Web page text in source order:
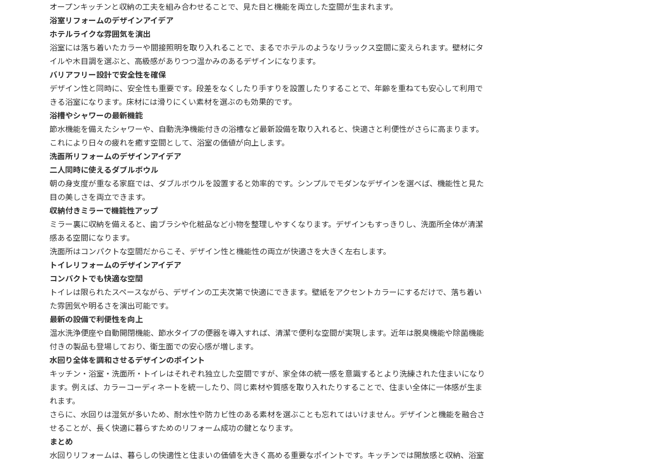
オープンキッチンと収納の工夫を組み合わせることで、見た目と機能を両立した空間が生まれます。
浴室リフォームのデザインアイデア
ホテルライクな雰囲気を演出
浴室には落ち着いたカラーや間接照明を取り入れることで、まるでホテルのようなリラックス空間に変えられます。壁材にタ
イルや木目調を選ぶと、高級感がありつつ温かみのあるデザインになります。
バリアフリー設計で安全性を確保
デザイン性と同時に、安全性も重要です。段差をなくしたり手すりを設置したりすることで、年齢を重ねても安心して利用で
きる浴室になります。床材には滑りにくい素材を選ぶのも効果的です。
浴槽やシャワーの最新機能
節水機能を備えたシャワーや、自動洗浄機能付きの浴槽など最新設備を取り入れると、快適さと利便性がさらに高まります。
これにより日々の疲れを癒す空間として、浴室の価値が向上します。
洗面所リフォームのデザインアイデア
二人同時に使えるダブルボウル
朝の身支度が重なる家庭では、ダブルボウルを設置すると効率的です。シンプルでモダンなデザインを選べば、機能性と見た
目の美しさを両立できます。
収納付きミラーで機能性アップ
ミラー裏に収納を備えると、歯ブラシや化粧品など小物を整理しやすくなります。デザインもすっきりし、洗面所全体が清潔
感ある空間になります。
洗面所はコンパクトな空間だからこそ、デザイン性と機能性の両立が快適さを大きく左右します。
トイレリフォームのデザインアイデア
コンパクトでも快適な空間
トイレは限られたスペースながら、デザインの工夫次第で快適にできます。壁紙をアクセントカラーにするだけで、落ち着い
た雰囲気や明るさを演出可能です。
最新の設備で利便性を向上
温水洗浄便座や自動開閉機能、節水タイプの便器を導入すれば、清潔で便利な空間が実現します。近年は脱臭機能や除菌機能
付きの製品も登場しており、衛生面での安心感が増します。
水回り全体を調和させるデザインのポイント
キッチン・浴室・洗面所・トイレはそれぞれ独立した空間ですが、家全体の統一感を意識するとより洗練された住まいになり
ます。例えば、カラーコーディネートを統一したり、同じ素材や質感を取り入れたりすることで、住まい全体に一体感が生ま
れます。
さらに、水回りは湿気が多いため、耐水性や防カビ性のある素材を選ぶことも忘れてはいけません。デザインと機能を融合さ
せることが、長く快適に暮らすためのリフォーム成功の鍵となります。
まとめ
水回りリフォームは、暮らしの快適性と住まいの価値を大きく高める重要なポイントです。キッチンでは開放感と収納、浴室